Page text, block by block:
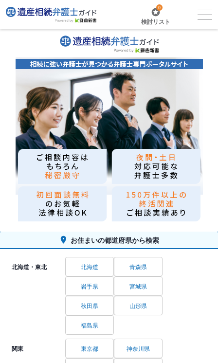
0
検討リスト
お住まいの都道府県から検索
北海道・東北 北海道 青森県
岩手県 宮城県
秋田県 山形県
福島県
関東 東京都 神奈川県